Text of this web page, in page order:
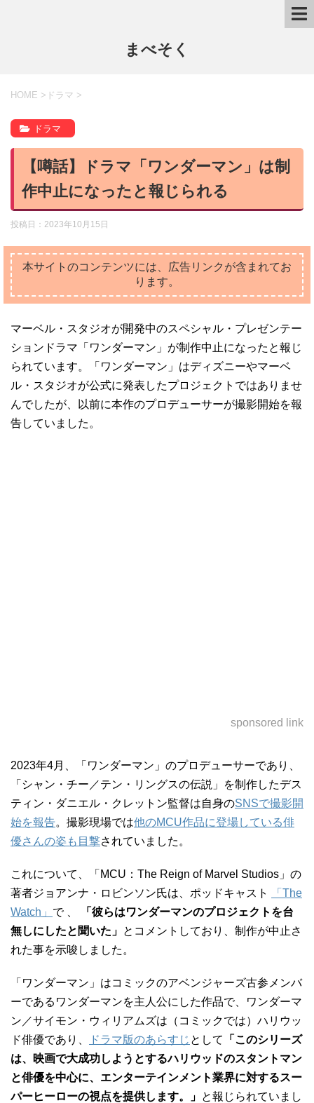
まべそく
HOME > ドラマ >
ドラマ
【噂話】ドラマ「ワンダーマン」は制
作中止になったと報じられる
投稿日： 2023年10月15日
本サイトのコンテンツには、広告リンクが含まれてお
ります。
マーベル・スタジオが開発中のスペシャル・プレゼンテー
ションドラマ「ワンダーマン」が制作中止になったと報じ
られています。「ワンダーマン」はディズニーやマーベ
ル・スタジオが公式に発表したプロジェクトではありませ
んでしたが、以前に本作のプロデューサーが撮影開始を報
告していました。
sponsored link
2023年4月、「ワンダーマン」のプロデューサーであり、
「シャン・チー／テン・リングスの伝説」を制作したデス
ティン・ダニエル・クレットン監督は自身のSNSで撮影開
始を報告。撮影現場では他のMCU作品に登場している俳
優さんの姿も目撃されていました。
これについて、「MCU：The Reign of Marvel Studios」の
著者ジョアンナ・ロビンソン氏は、ポッドキャスト
「The
Watch」 で 、
「彼らはワンダーマンのプロジェクトを台
無しにしたと聞いた」
とコメントしており、制作が中止さ
れた事を示唆しました。
「ワンダーマン」はコミックのアベンジャーズ古参メンバ
ーであるワンダーマンを主人公にした作品で、ワンダーマ
ン／サイモン・ウィリアムズは（コミックでは）ハリウッ
ド俳優であり、
ドラマ版のあらすじ として
「このシリーズ
は、映画で大成功しようとするハリウッドのスタントマン
と俳優を中心に、エンターテインメント業界に対するスー
パーヒーローの視点を提供します。」
と報じられていまし